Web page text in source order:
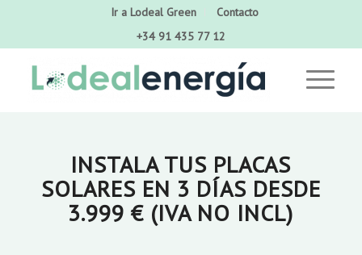
Ir a Lodeal Green
Contacto
+34 91 435 77 12
INSTALA TUS PLACAS
SOLARES EN 3 DÍAS DESDE
3.999 € (IVA NO INCL)